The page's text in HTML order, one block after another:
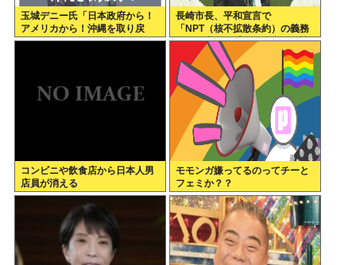
玉城デニー氏「日本政府から！
アメリカから！沖縄を取り戻
す！」
長崎市長、平和宣言で
「NPT（核不拡散条約）の義務
履行を求める重要な一文」を読
み飛ばす痛恨のミス
コンビニや飲食店から日本人男
店員が消える
モモンガ嫌ってるのってチーと
フェミか？？